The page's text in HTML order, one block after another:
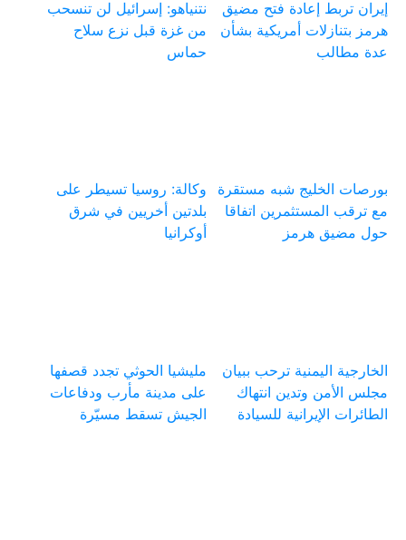
إيران تربط إعادة فتح مضيق
هرمز بتنازلات أمريكية بشأن
عدة مطالب
نتنياهو: إسرائيل لن تنسحب
من غزة قبل نزع سلاح
حماس
بورصات الخليج شبه مستقرة
مع ترقب المستثمرين اتفاقا
حول مضيق هرمز
وكالة: روسيا تسيطر على
بلدتين أخريين في شرق
أوكرانيا
الخارجية اليمنية ترحب ببيان
مجلس الأمن وتدين انتهاك
الطائرات الإيرانية للسيادة
مليشيا الحوثي تجدد قصفها
على مدينة مأرب ودفاعات
الجيش تسقط مسيّرة